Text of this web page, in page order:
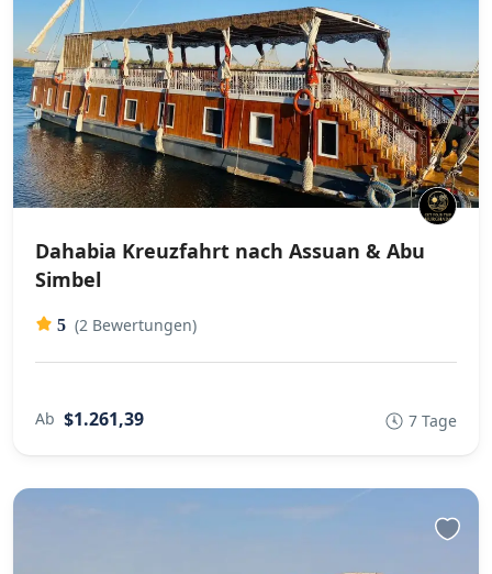
Dahabia Kreuzfahrt nach Assuan & Abu
Simbel
5 (2 Bewertungen)
Ab $1.261,39 7 Tage